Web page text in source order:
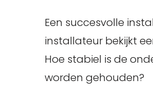
Een succesvolle
installateur bekijkt
Hoe stabiel is de
worden gehouden?